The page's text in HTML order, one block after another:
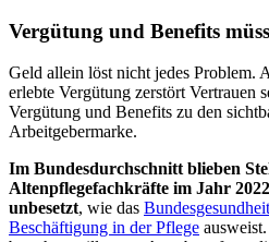
Vergütung und Benefits
Geld allein löst nicht jedes Problem.
erlebte Vergütung zerstört Vertrauen
Vergütung und Benefits zu den
Arbeitgebermarke.
Im Bundesdurchschnitt blieben
Altenpflegefachkräfte im Jahr
unbesetzt, wie das
Beschäftigung in der Pflege